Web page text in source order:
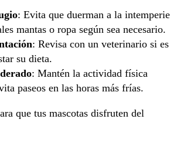
: Evita que duerman a la intemperie
mantas o ropa según sea necesario.
: Revisa con un veterinario si es
su dieta.
: Mantén la actividad física
paseos en las horas más frías.
que tus mascotas disfruten del